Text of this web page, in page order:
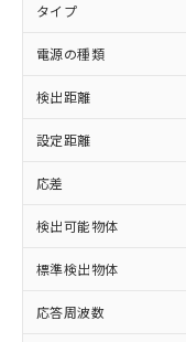
タイプ
電源の種類
検出距離
設定距離
応差
検出可能物体
標準検出物体
応答周波数